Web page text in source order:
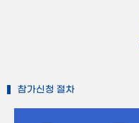
참가신청 절차